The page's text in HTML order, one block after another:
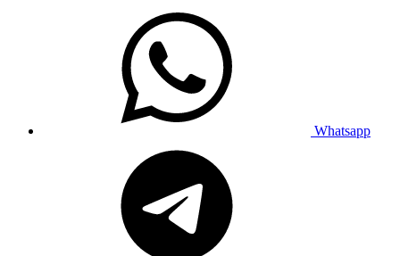
Whatsapp